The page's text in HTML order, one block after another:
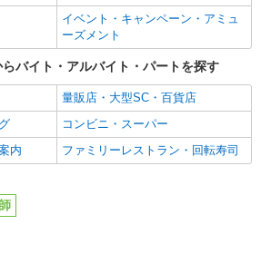
イベント・キャンペーン・アミュ
ーズメント
バイト・アルバイト・パートを探す
量販店・大型SC・百貨店
コンビニ・スーパー
内
ファミリーレストラン・回転寿司